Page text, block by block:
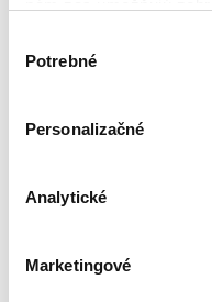
nám pomohlo, keby
súhlasu
Potrebné
Personalizačné
Analytické
Marketingové
Autorský kolektív